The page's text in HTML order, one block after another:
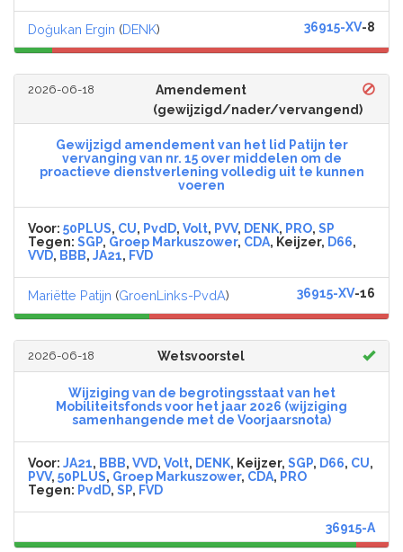
Doğukan Ergin (DENK) 36915-XV-8
2026-06-18
Amendement
(gewijzigd/nader/vervangend)
Gewijzigd amendement van het lid Patijn ter
vervanging van nr. 15 over middelen om de
proactieve dienstverlening volledig uit te kunnen
voeren
Voor: 50PLUS, CU, PvdD, Volt, PVV, DENK, PRO, SP
Tegen: SGP, Groep Markuszower, CDA, Keijzer, D66,
VVD, BBB, JA21, FVD
Mariëtte Patijn (GroenLinks-PvdA) 36915-XV-16
2026-06-18 Wetsvoorstel
Wijziging van de begrotingsstaat van het
Mobiliteitsfonds voor het jaar 2026 (wijziging
samenhangende met de Voorjaarsnota)
Voor: JA21, BBB, VVD, Volt, DENK, Keijzer, SGP, D66, CU,
PVV, 50PLUS, Groep Markuszower, CDA, PRO
Tegen: PvdD, SP, FVD
36915-A